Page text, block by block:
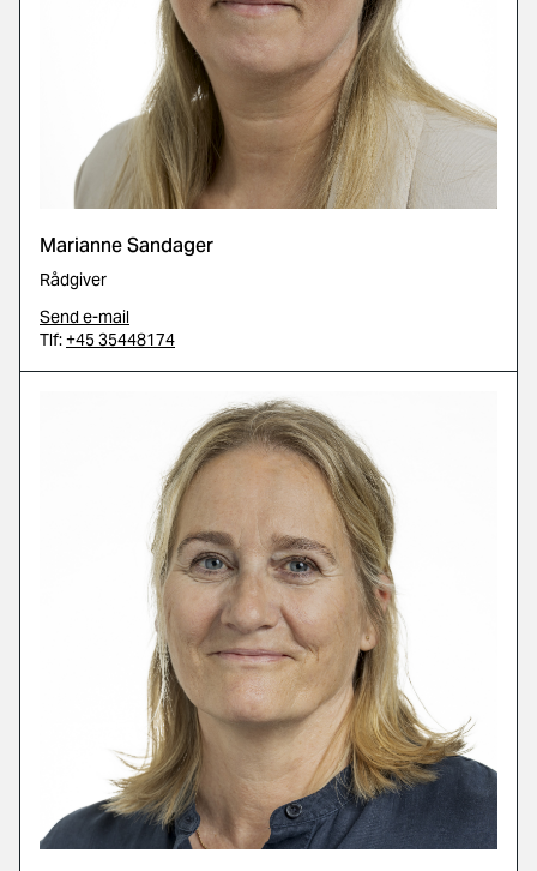
Marianne Sandager
Rådgiver
Send e-mail
Tlf:+45 35448174